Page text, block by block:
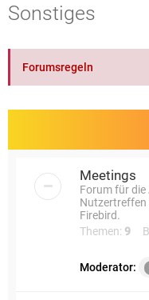
Sonstiges
Forumsregeln
Meetings
Forum für
Nutzertreffen
Firebird.
Themen: 9
Moderator: